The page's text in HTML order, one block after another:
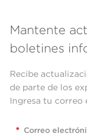
Mantente
boletines
Recibe
de parte de los
Ingresa tu correo
* Correo